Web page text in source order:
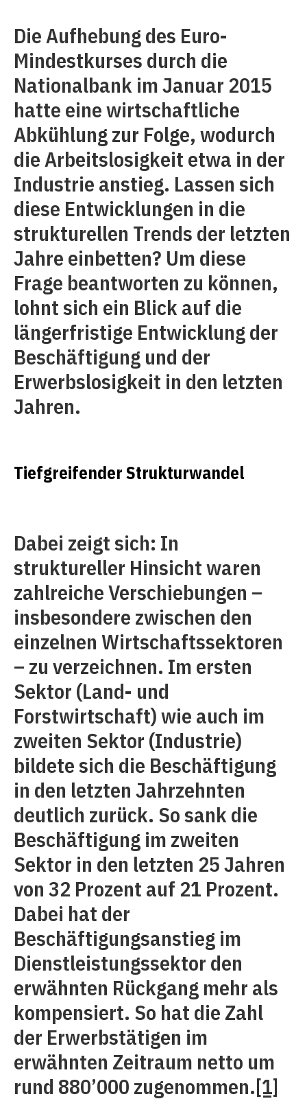
Die Aufhebung des Euro-
Mindestkurses durch die
Nationalbank im Januar 2015
hatte eine wirtschaftliche
Abkühlung zur Folge, wodurch
die Arbeitslosigkeit etwa in der
Industrie anstieg. Lassen sich
diese Entwicklungen in die
strukturellen Trends der letzten
Jahre einbetten? Um diese
Frage beantworten zu können,
lohnt sich ein Blick auf die
längerfristige Entwicklung der
Beschäftigung und der
Erwerbslosigkeit in den letzten
Jahren.
Tiefgreifender Strukturwandel
Dabei zeigt sich: In
struktureller Hinsicht waren
zahlreiche Verschiebungen –
insbesondere zwischen den
einzelnen Wirtschaftssektoren
– zu verzeichnen. Im ersten
Sektor (Land- und
Forstwirtschaft) wie auch im
zweiten Sektor (Industrie)
bildete sich die Beschäftigung
in den letzten Jahrzehnten
deutlich zurück. So sank die
Beschäftigung im zweiten
Sektor in den letzten 25 Jahren
von 32 Prozent auf 21 Prozent.
Dabei hat der
Beschäftigungsanstieg im
Dienstleistungssektor den
erwähnten Rückgang mehr als
kompensiert. So hat die Zahl
der Erwerbstätigen im
erwähnten Zeitraum netto um
rund 880’000 zugenommen.[1]